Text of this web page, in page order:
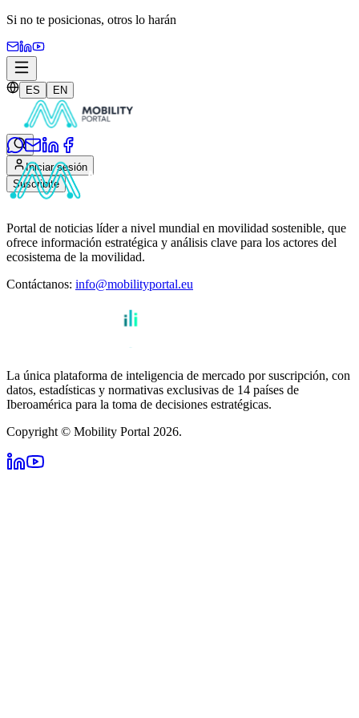
Si no te posicionas, otros lo harán
ES EN
Iniciar sesión
Suscribite
Portal de noticias líder a nivel mundial en movilidad sostenible, que
ofrece información estratégica y análisis clave para los actores del
ecosistema de la movilidad.
Contáctanos: info@mobilityportal.eu
La única plataforma de inteligencia de mercado por suscripción, con
datos, estadísticas y normativas exclusivas de 14 países de
Iberoamérica para la toma de decisiones estratégicas.
Copyright © Mobility Portal 2026.